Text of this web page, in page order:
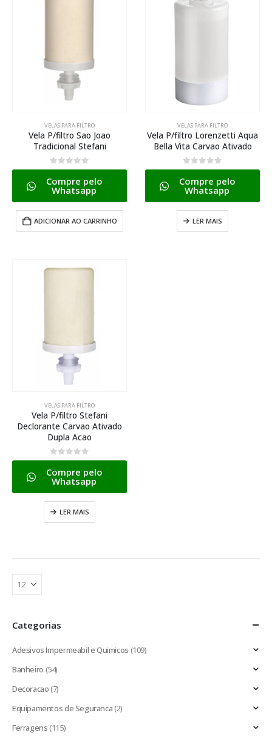
VELAS PARA FILTRO
Vela P/filtro Sao Joao
Tradicional Stefani
0de 5
Compre pelo
Whatsapp
ADICIONAR AO CARRINHO
VELAS PARA FILTRO
Vela P/filtro Lorenzetti Aqua
Bella Vita Carvao Ativado
0de 5
Compre pelo
Whatsapp
LER MAIS
VELAS PARA FILTRO
Vela P/filtro Stefani
Declorante Carvao Ativado
Dupla Acao
0de 5
Compre pelo
Whatsapp
LER MAIS
Categorias
Adesivos Impermeabil e Quimicos (109)
Banheiro (54)
Decoracao(7)
Equipamentos de Seguranca(2)
Ferragens(115)